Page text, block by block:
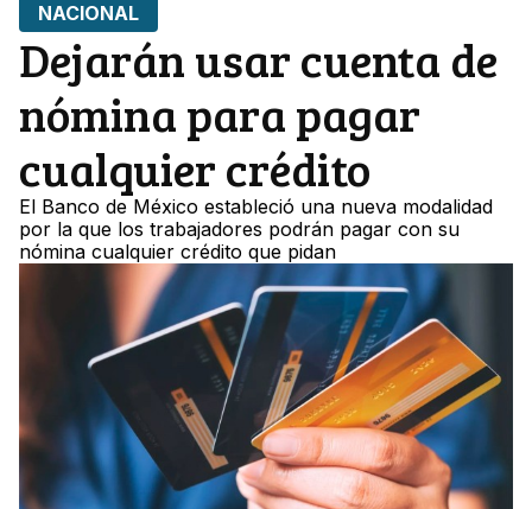
NACIONAL
Dejarán usar cuenta de
nómina para pagar
cualquier crédito
El Banco de México estableció una nueva modalidad
por la que los trabajadores podrán pagar con su
nómina cualquier crédito que pidan